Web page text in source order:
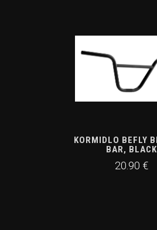
KORMIDLO BEFLY
BAR, BLACK
20.90 €